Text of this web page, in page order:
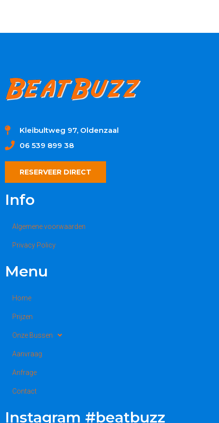
Kleibultweg 97, Oldenzaal
06 539 899 38
RESERVEER DIRECT
Info
Algemene voorwaarden
Privacy Policy
Menu
Home
Prijzen
Onze Bussen
Aanvraag
Anfrage
Contact
Instagram #beatbuzz